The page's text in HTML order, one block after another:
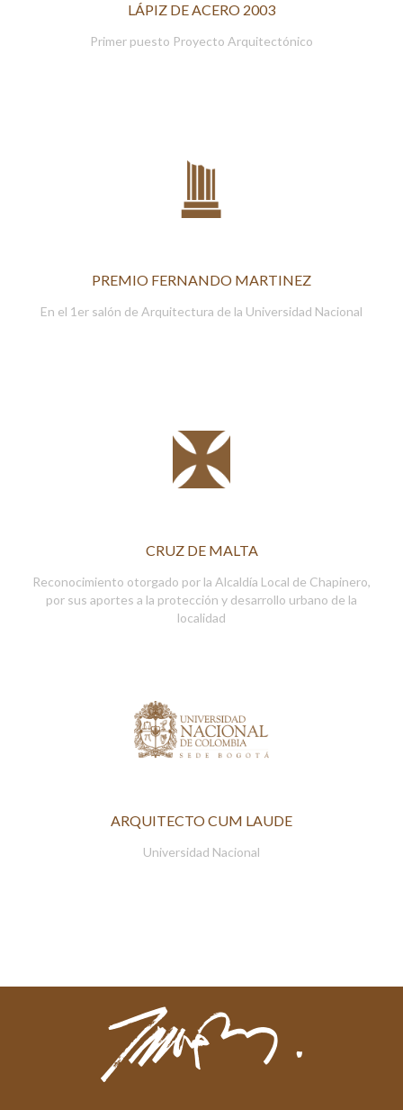
LÁPIZ DE ACERO 2003
Primer puesto Proyecto Arquitectónico
PREMIO FERNANDO MARTINEZ
En el 1er salón de Arquitectura de la Universidad Nacional
CRUZ DE MALTA
Reconocimiento otorgado por la Alcaldía Local de Chapinero,
por sus aportes a la protección y desarrollo urbano de la
localidad
ARQUITECTO CUM LAUDE
Universidad Nacional